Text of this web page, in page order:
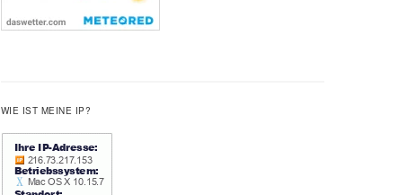
WIE IST MEINE IP?